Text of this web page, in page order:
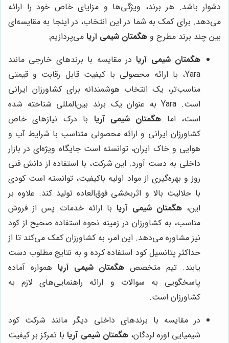
دشوار باشد. هر برند، ویژگی‌ها و مزایای خاص خود را ارائه
می‌دهد. برای کمک به شما در این انتخاب، در اینجا به مقایسه‌ای
بین چند برند مطرح و هگمتان شیمی آریا می‌پردازیم:
هگمتان شیمی آریادر مقایسه با برندهای خارجی مانند
Yara، با ارائه محصولی با کیفیت قابل رقابت و قیمتی
مناسب‌تر، یک انتخاب هوشمندانه برای کشاورزان ایرانی
است. Yara به عنوان یک برند بین‌المللی شناخته شده
است، اما هگمتان شیمی آریا با درک نیازهای خاص
کشاورزان ایرانی و ارائه محصولی متناسب با شرایط آب و
هوایی و خاک ایران، توانسته است جایگاه ویژه‌ای در بازار
داخلی به دست آورد. این شرکت، با استفاده از دانش فنی
روز و بهره‌گیری از مواد اولیه باکیفیت، توانسته است کودی
با حلالیت بالا و اثربخشی فوق‌العاده تولید کند. علاوه بر
این،هگمتان شیمی آریابا ارائه خدمات پس از فروش
مناسب، به کشاورزان در زمینه نحوه استفاده صحیح از کود
نیز مشاوره می‌دهد. این امر، به کشاورزان کمک می‌کند تا از
حداکثر پتانسیل کود استفاده کرده و به نتایج مطلوب دست
یابند. تیم متخصص هگمتان شیمی آریا همواره آماده
پاسخگویی به سوالات و ارائه راهنمایی‌های لازم به
کشاورزان است.
در مقایسه با برندهای داخلی دیگر مانند شرکت کود
شیمیایی اوره لردگان،هگمتان شیمی آریابا تمرکز بر کیفیت